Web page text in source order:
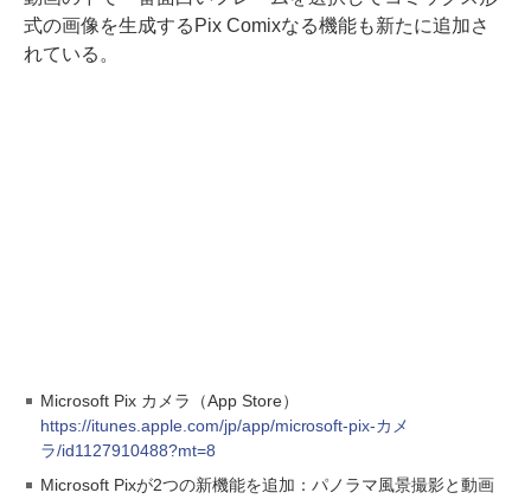
式の画像を生成するPix Comixなる機能も新たに追加さ
れている。
Microsoft Pix カメラ（App Store）
https://itunes.apple.com/jp/app/microsoft-pix-カメ
ラ/id1127910488?mt=8
Microsoft Pixが2つの新機能を追加：パノラマ風景撮影と動画